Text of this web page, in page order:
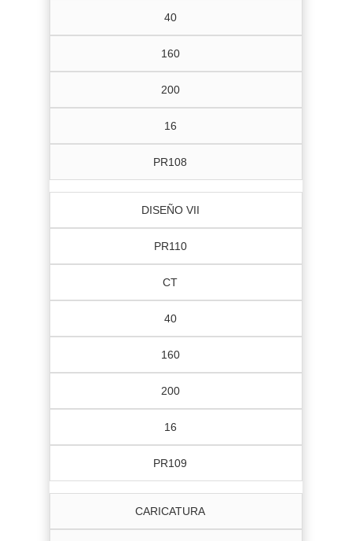
40
160
200
16
PR108
DISEÑO VII
PR110
CT
40
160
200
16
PR109
CARICATURA